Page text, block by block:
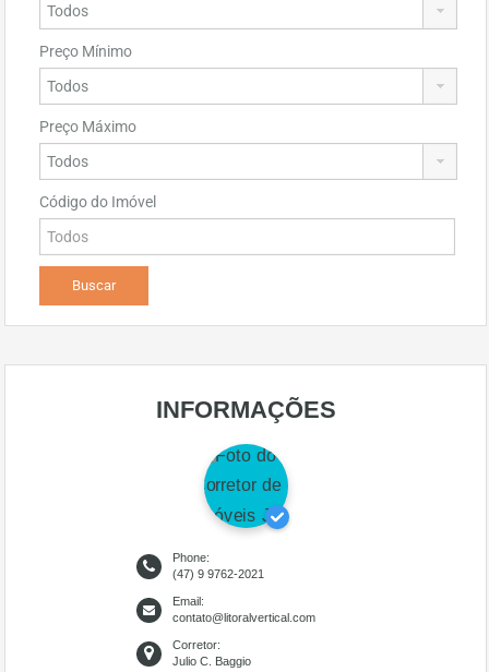
Preço Mínimo
Preço Máximo
Código do Imóvel
INFORMAÇÕES
Phone:
(47) 9 9762-2021
Email:
contato@litoralvertical.com
Corretor:
Julio C. Baggio